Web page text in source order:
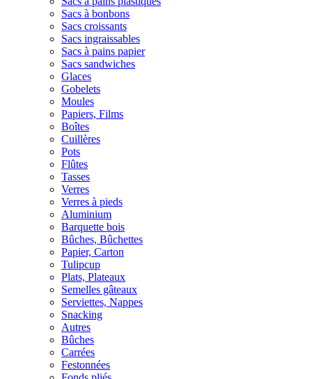
Sacs à bonbons
Sacs croissants
Sacs ingraissables
Sacs à pains papier
Sacs sandwiches
Glaces
Gobelets
Moules
Papiers, Films
Boîtes
Cuillères
Pots
Flûtes
Tasses
Verres
Verres à pieds
Aluminium
Barquette bois
Bûches, Bûchettes
Papier, Carton
Tulipcup
Plats, Plateaux
Semelles gâteaux
Serviettes, Nappes
Snacking
Autres
Bûches
Carrées
Festonnées